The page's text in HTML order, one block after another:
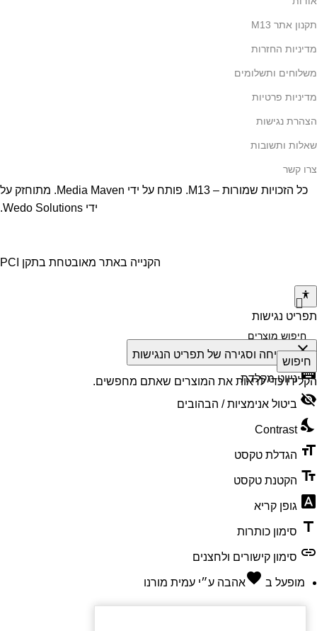
תקנון אתר M13
מדיניות החזרות
משלוחים ותשלומים
מדיניות פרטיות
הצהרת נגישות
שאלות ותשובות
צרו קשר
כל הזכויות שמורות – M13. פותח על ידי Media Maven. מתוחזק על
ידי Wedo Solutions
.
הקנייה באתר מאובטחת בתקן PCI
חיפוש
הקלידו כדי לראות את המוצרים שאתם מחפשים.
תפריט נגישות
close פתיחה וסגירה של תפריט הנגישות
keyboard ניווט מקלדת
visibility_off ביטול אנימציות / הבהובים
nights_stay
Contrast
format_size הגדלת טקסט
text_fields הקטנת טקסט
font_download גופן קריא
title סימון כותרות
link סימון קישורים ולחצנים
מופעל ב favoriteאהבה ע״י עמית מורנו